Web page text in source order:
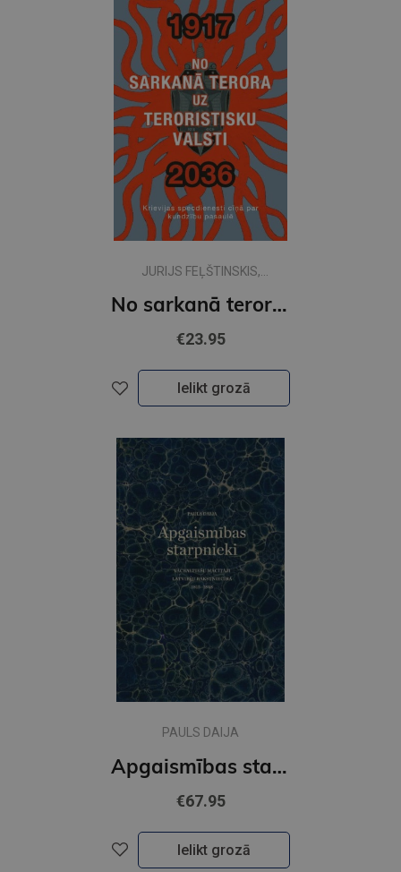
JURIJS FEĻŠTINSKIS,
No sarkanā terora uz teroristisku valsti
€23.95
Ielikt grozā
PAULS DAIJA
Apgaismības starpnieki
€67.95
Ielikt grozā